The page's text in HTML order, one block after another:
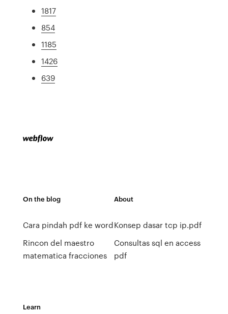
1817
854
1185
1426
639
On the blog
Cara pindah pdf ke word
Rincon del maestro
matematica fracciones
About
Konsep dasar tcp ip.pdf
Consultas sql en access
pdf
Learn